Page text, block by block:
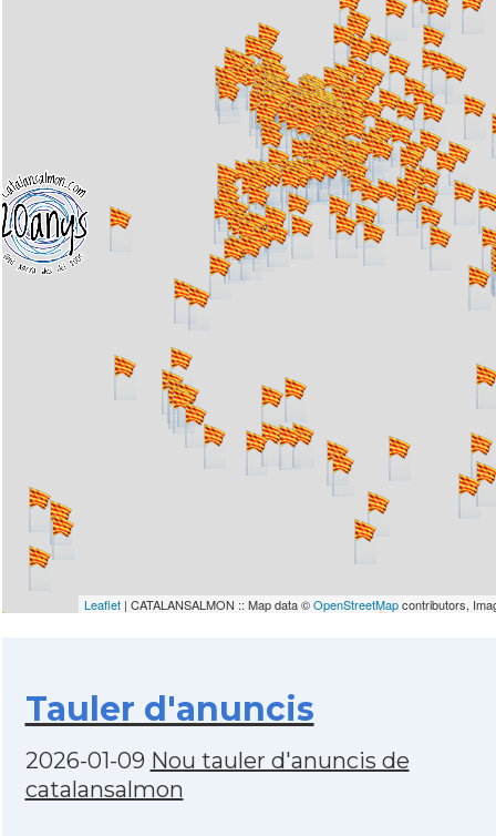
Leaflet | CATALANSALMON :: Map data ©OpenStreetMapcontributors,
Tauler d'anuncis
2026-01-09 Nou tauler d'anuncis de
catalansalmon